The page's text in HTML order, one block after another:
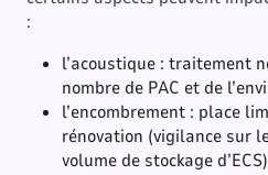
:
l’acoustique : traitement
nombre de PAC et de
l’encombrement : place
rénovation (vigilance sur
volume de stockage